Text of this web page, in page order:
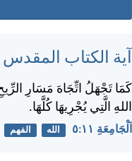
آية الكتاب المقدس
كَمَا تَجْهَلُ اتِّجَاهَ مَسَارِ
اللهِ الَّتِي يُجْرِيهَا كُلَّهَا.
اَلْجَامِعَةِ ١١:‏٥ الله الفهم